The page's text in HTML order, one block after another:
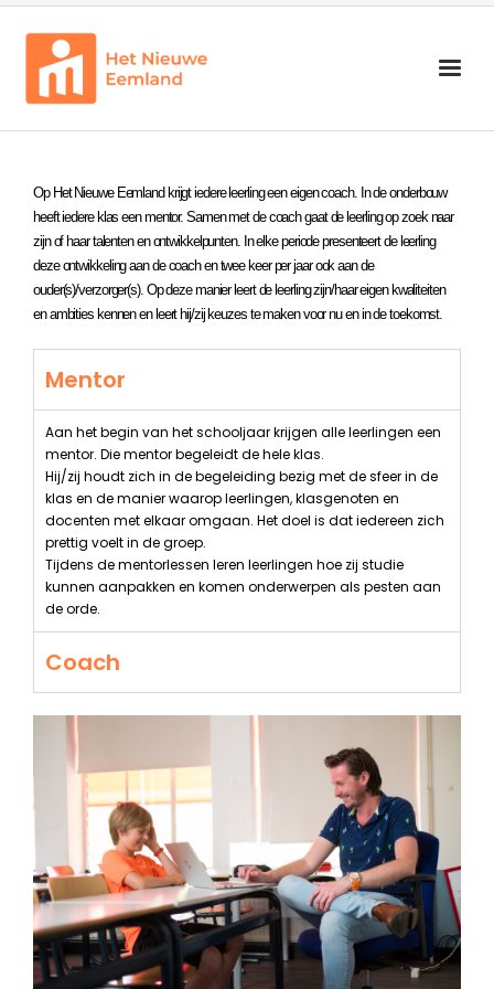
Begeleiding
Schoolorganisatie
Info voor groep 7 en 8
Zoeken
Op Het Nieuwe Eemland krijgt iedere leerling een eigen coach. In de onderbouw
heeft iedere klas een mentor. Samen met de coach gaat de leerling op zoek naar
zijn of haar talenten en ontwikkelpunten. In elke periode presenteert de leerling
deze ontwikkeling aan de coach en twee keer per jaar ook aan de
ouder(s)/verzorger(s). Op deze manier leert de leerling zijn/haar eigen kwaliteiten
en ambities kennen en leert hij/zij keuzes te maken voor nu en in de toekomst.
Mentor
Aan het begin van het schooljaar krijgen alle leerlingen een
mentor. Die mentor begeleidt de hele klas.
Hij/zij houdt zich in de begeleiding bezig met de sfeer in de
klas en de manier waarop leerlingen, klasgenoten en
docenten met elkaar omgaan. Het doel is dat iedereen zich
prettig voelt in de groep.
Tijdens de mentorlessen leren leerlingen hoe zij studie
kunnen aanpakken en komen onderwerpen als pesten aan
de orde.
Coach